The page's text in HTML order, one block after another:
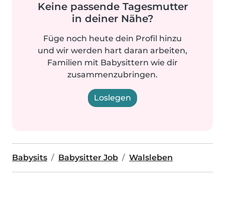
Keine passende Tagesmutter
in deiner Nähe?
Füge noch heute dein Profil hinzu
und wir werden hart daran arbeiten,
Familien mit Babysittern wie dir
zusammenzubringen.
Loslegen
Babysits Babysitter Job Walsleben